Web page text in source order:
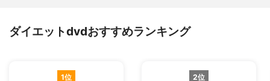
ダイエットdvdおすすめランキング
1位 2位